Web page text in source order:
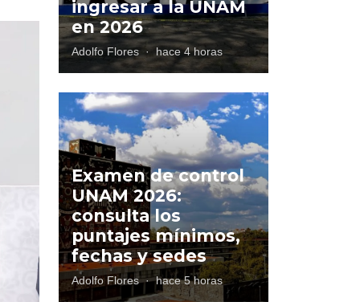
ingresar a la UNAM
en 2026
Adolfo Flores · hace 4 horas
Examen de control
UNAM 2026:
consulta los
puntajes mínimos,
fechas y sedes
Adolfo Flores · hace 5 horas